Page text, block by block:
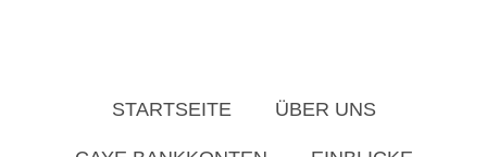
STARTSEITE ÜBER UNS